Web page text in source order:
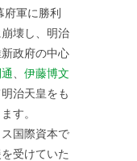
軍に勝利
壊し、明治
政府の中心
伊藤博文
治天皇をも
す。
国際資本で
受けていた